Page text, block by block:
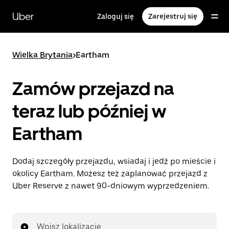
głównej
zawartości
Uber Zaloguj się Zarejestruj się
Wielka Brytania>Eartham
Zamów przejazd na
teraz lub później w
Eartham
Dodaj szczegóły przejazdu, wsiadaj i jedź po mieście i
okolicy Eartham. Możesz też zaplanować przejazd z
Uber Reserve z nawet 90-dniowym wyprzedzeniem.
Wpisz lokalizację